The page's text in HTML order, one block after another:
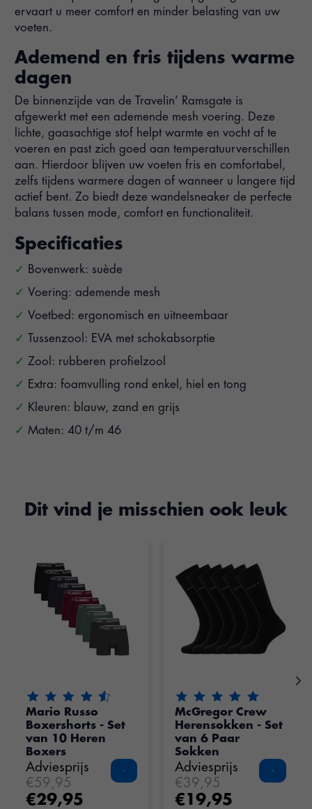
ervaart u meer comfort en minder belasting van uw
voeten.
Ademend en fris tijdens warme
dagen
De binnenzijde van de Travelin’ Ramsgate is
afgewerkt met een ademende mesh voering. Deze
lichte, gaasachtige stof helpt warmte en vocht af te
voeren en past zich goed aan temperatuurverschillen
aan. Hierdoor blijven uw voeten fris en comfortabel,
zelfs tijdens warmere dagen of wanneer u langere tijd
actief bent. Zo biedt deze wandelsneaker de perfecte
balans tussen mode, comfort en functionaliteit.
Specificaties
Bovenwerk: suède
Voering: ademende mesh
Voetbed: ergonomisch en uitneembaar
Tussenzool: EVA met schokabsorptie
Zool: rubberen profielzool
Extra: foamvulling rond enkel, hiel en tong
Kleuren: blauw, zand en grijs
Maten: 40 t/m 46
Dit vind je misschien ook leuk
De beoordeling van dit product is 4.55 van de 5
Mario Russo
Boxershorts - Set
van 10 Heren
Boxers
Adviesprijs
€59,95
€29,95
De beoordeling van dit
McGregor Crew
Herensokken - Set
van 6 Paar
Sokken
Adviesprijs
€39,95
€19,95